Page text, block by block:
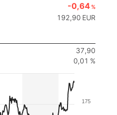
-0,64 %
192,90 EUR
37,90
0,01 %
175